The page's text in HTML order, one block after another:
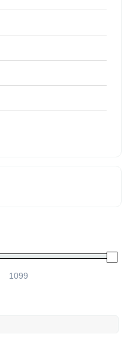
Minimum Price
Maximum Price